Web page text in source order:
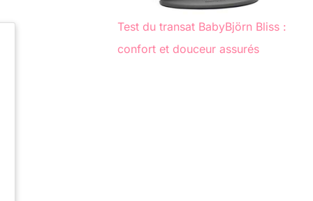
Test du transat BabyBjörn Bliss :
confort et douceur assurés